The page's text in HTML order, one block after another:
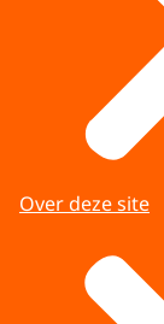
Nadat
schrijft
De
het
president.
Over deze site